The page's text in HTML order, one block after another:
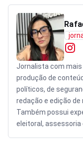
Jornalista com mais
produção de
políticos, de
redação e edição
Também possui
eleitoral, assessoria